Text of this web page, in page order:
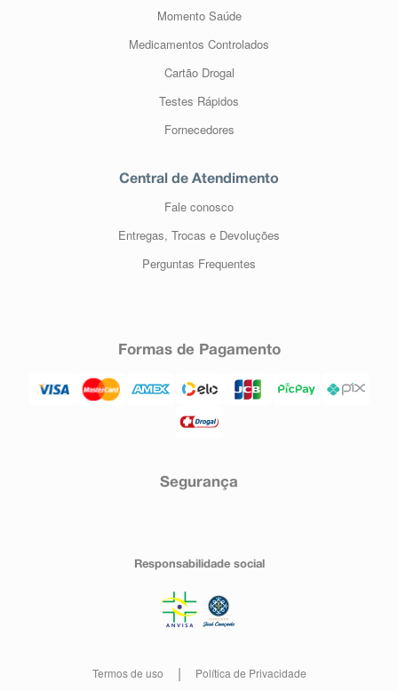
Momento Saúde
Medicamentos Controlados
Cartão Drogal
Testes Rápidos
Fornecedores
Central de Atendimento
Fale conosco
Entregas, Trocas e Devoluções
Perguntas Frequentes
Formas de Pagamento
Segurança
Responsabilidade social
Termos de uso Política de Privacidade